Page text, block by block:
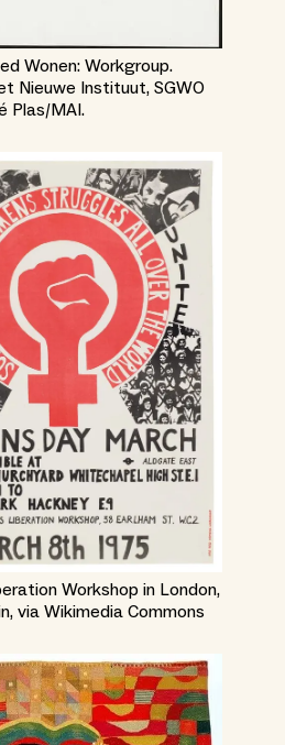
Wonen: Workgroup.
Nieuwe Instituut, SGWO
Plas/MAI.
Workshop in London,
via Wikimedia Commons